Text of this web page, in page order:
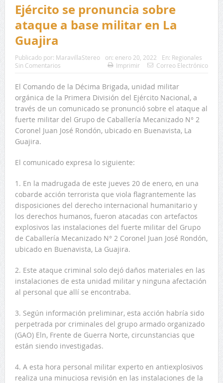
Ejército se pronuncia sobre
ataque a base militar en La
Guajira
Publicado por: MaravillaStereo on: enero 20, 2022 En: Regionales
Sin Comentarios
Imprimir Correo Electrónico
El Comando de la Décima Brigada, unidad militar
orgánica de la Primera División del Ejército Nacional, a
través de un comunicado se pronunció sobre el ataque al
fuerte militar del Grupo de Caballería Mecanizado N° 2
Coronel Juan José Rondón, ubicado en Buenavista, La
Guajira.
El comunicado expresa lo siguiente:
1. En la madrugada de este jueves 20 de enero, en una
cobarde acción terrorista que viola flagrantemente las
disposiciones del derecho internacional humanitario y
los derechos humanos, fueron atacadas con artefactos
explosivos las instalaciones del fuerte militar del Grupo
de Caballería Mecanizado N° 2 Coronel Juan José Rondón,
ubicado en Buenavista, La Guajira.
2. Este ataque criminal solo dejó daños materiales en las
instalaciones de esta unidad militar y ninguna afectación
al personal que allí se encontraba.
3. Según información preliminar, esta acción habría sido
perpetrada por criminales del grupo armado organizado
(GAO) Eln, Frente de Guerra Norte, circunstancias que
están siendo investigadas.
4. A esta hora personal militar experto en antiexplosivos
realiza una minuciosa revisión en las instalaciones de la